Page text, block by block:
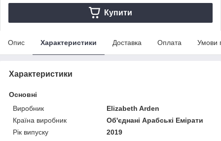
Купити
Опис Характеристики Доставка Оплата Умови
Характеристики
Основні
Виробник
Elizabeth Arden
Країна виробник
Об'єднані Арабські Емірати
Рік випуску
2019